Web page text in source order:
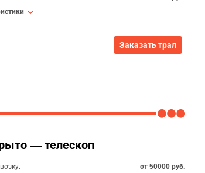
Заказать трал
— телескоп
от 50000 руб.